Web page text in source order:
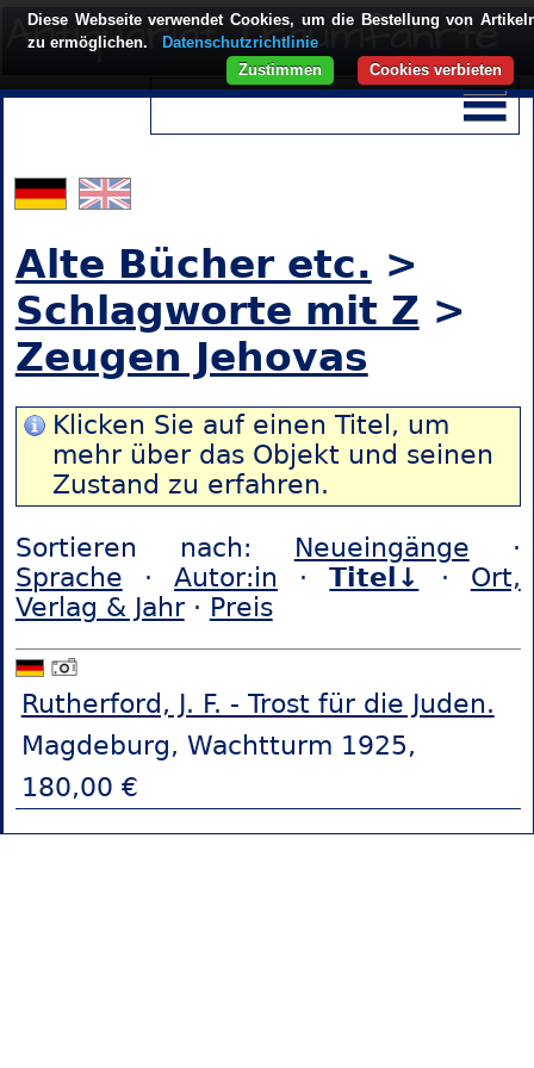
Alte Bücher etc. >
Schlagworte mit Z >
Zeugen Jehovas
Klicken Sie auf einen Titel, um
mehr über das Objekt und seinen
Zustand zu erfahren.
Sortieren nach: Neueingänge ·
Sprache ·Autor:in ·Titel↓ · Ort,
Verlag & Jahr· Preis
Rutherford, J. F. - Trost für die Juden.
Magdeburg, Wachtturm 1925,
180,00 €
Diese Webseite verwendet Cookies, um die Bestellung von
zu ermöglichen.
Datenschutzrichtlinie
Cookies verbieten
Zustimmen